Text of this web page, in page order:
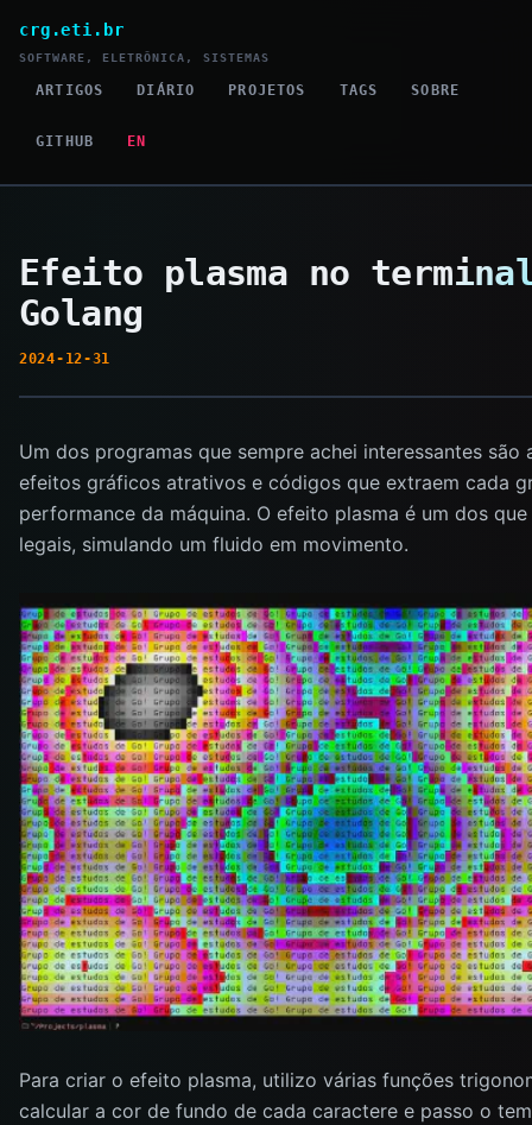
crg.eti.br
SOFTWARE, ELETRÔNICA, SISTEMAS
ARTIGOS DIÁRIO PROJETOS TAGS SOBRE
GITHUB EN
Efeito plasma no terminal
Golang
2024-12-31
Um dos programas que sempre achei interessantes são
efeitos gráficos atrativos e códigos que extraem cada
performance da máquina. O efeito plasma é um dos
legais, simulando um fluido em movimento.
Para criar o efeito plasma, utilizo várias funções
calcular a cor de fundo de cada caractere e passo o